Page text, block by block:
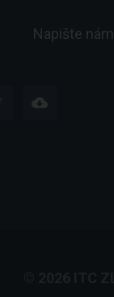
Napište nám